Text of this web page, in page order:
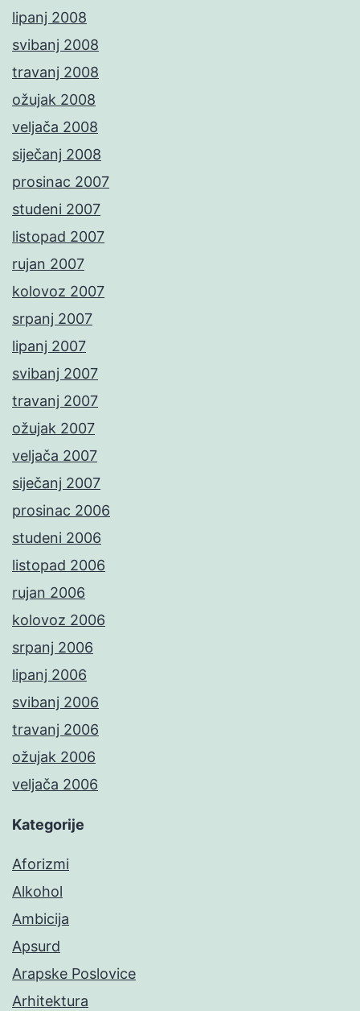
lipanj 2008
svibanj 2008
travanj 2008
ožujak 2008
veljača 2008
siječanj 2008
prosinac 2007
studeni 2007
listopad 2007
rujan 2007
kolovoz 2007
srpanj 2007
lipanj 2007
svibanj 2007
travanj 2007
ožujak 2007
veljača 2007
siječanj 2007
prosinac 2006
studeni 2006
listopad 2006
rujan 2006
kolovoz 2006
srpanj 2006
lipanj 2006
svibanj 2006
travanj 2006
ožujak 2006
veljača 2006
Kategorije
Aforizmi
Alkohol
Ambicija
Apsurd
Arapske Poslovice
Arhitektura